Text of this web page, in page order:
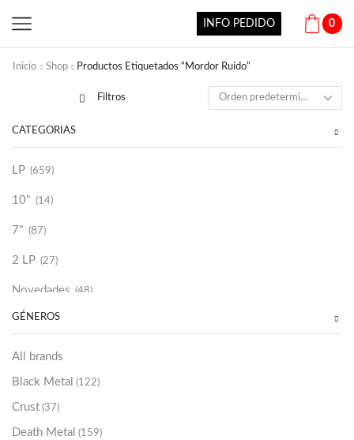
INFO PEDIDO 0
Inicio Shop Productos Etiquetados “Mordor Ruido”
Filtros
CATEGORÍAS
LP (659)
10" (14)
7" (87)
2 LP (27)
Novedades (48)
Vinilako (34)
Sold Out
GÉNEROS
All brands
Black Metal (122)
Crust (37)
Death Metal (159)